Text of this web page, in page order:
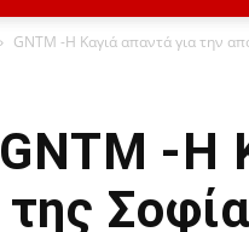
GNTM -Η Καγιά απαντά για την
GNTM -Η
της